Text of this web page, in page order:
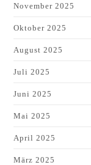
November 2025
Oktober 2025
August 2025
Juli 2025
Juni 2025
Mai 2025
April 2025
März 2025